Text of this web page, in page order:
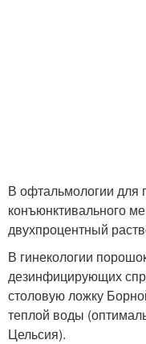
В офтальмологии для
конъюнктивального
двухпроцентный
В гинекологии
дезинфицирующих
столовую ложку
теплой воды
Цельсия).